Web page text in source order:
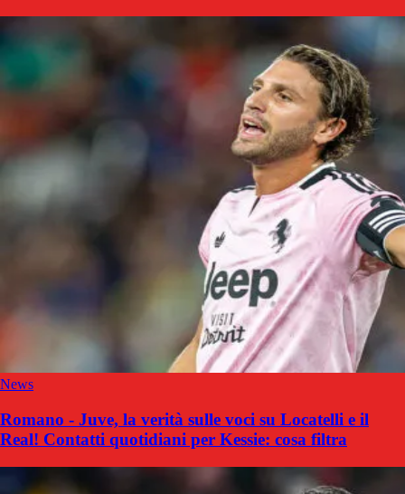
News
Romano - Juve, la verità sulle voci su Locatelli e il
Real! Contatti quotidiani per Kessie: cosa filtra